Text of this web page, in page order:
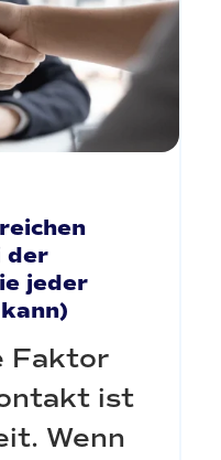
der
jeder
Faktor
ist
Wenn